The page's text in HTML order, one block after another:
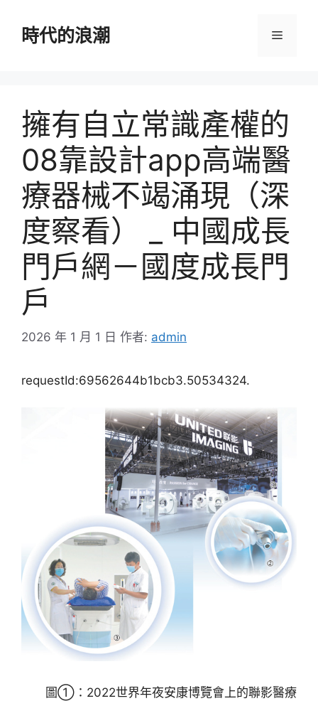
時代的浪潮 選
擁有自立常識產權的
08靠設計app高端醫
療器械不竭涌現（深
度察看） _ 中國成長
門戶網－國度成長門
戶
2026 年 1 月 1 日 作者: admin
requestId:69562644b1bcb3.50534324.
圖①：2022世界年夜安康博覽會上的聯影醫療